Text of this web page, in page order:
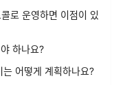
로 운영하면 이점이 있
하나요?
어떻게 계획하나요?